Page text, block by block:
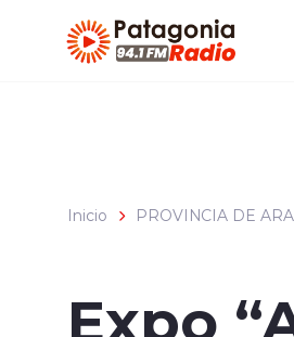
Inicio PROVINCIA DE
Expo